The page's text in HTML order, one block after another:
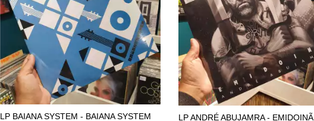
LP BAIANA SYSTEM - BAIANA SYSTEM
LP ANDRÉ ABUJAMRA - EMIDOINÃ